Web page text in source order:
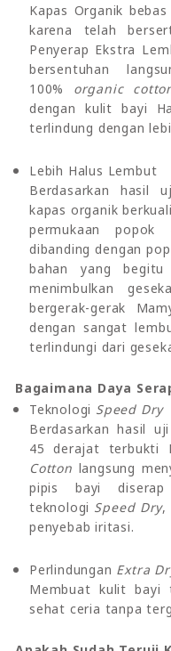
Kapas Organik
karena telah
Penyerap Ekstra
bersentuhan
100% organic
dengan kulit bayi
terlindung dengan
Lebih Halus Lembut
Berdasarkan hasil
kapas organik
permukaan popok
dibanding dengan
bahan yang
menimbulkan
bergerak-gerak
dengan sangat
terlindungi dari
Bagaimana Daya
Teknologi Speed Dry
Berdasarkan hasil
45 derajat terbukti
Cotton langsung
pipis bayi
teknologi Speed Dry,
penyebab iritasi.
Perlindungan Extra
Membuat kulit bayi
sehat ceria tanpa